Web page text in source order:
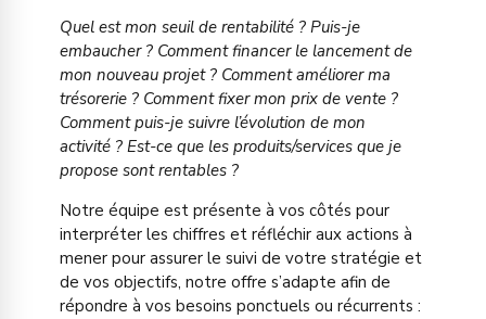
Quel est mon seuil de rentabilité ? Puis-je
embaucher ? Comment financer le lancement de
mon nouveau projet ? Comment améliorer ma
trésorerie ? Comment fixer mon prix de vente ?
Comment puis-je suivre l’évolution de mon
activité ? Est-ce que les produits/services que je
propose sont rentables ?
Notre équipe est présente à vos côtés pour
interpréter les chiffres et réfléchir aux actions à
mener pour assurer le suivi de votre stratégie et
de vos objectifs, notre offre s’adapte afin de
répondre à vos besoins ponctuels ou récurrents :